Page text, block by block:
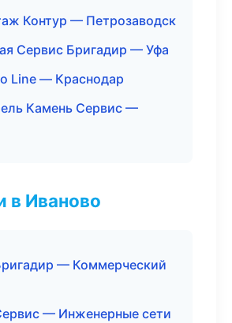
Контур — Петрозаводск
Сервис Бригадир — Уфа
Line — Краснодар
Камень Сервис —
в Иваново
— Коммерческий
— Инженерные сети